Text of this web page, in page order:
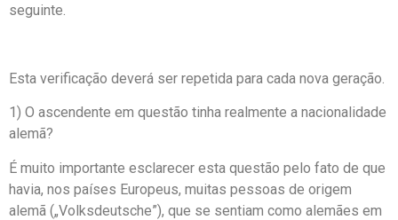
seguinte.
Esta verificação deverá ser repetida para cada nova geração.
1) O ascendente em questão tinha realmente a nacionalidade
alemã?
É muito importante esclarecer esta questão pelo fato de que
havia, nos países Europeus, muitas pessoas de origem
alemã („Volksdeutsche”), que se sentiam como alemães em